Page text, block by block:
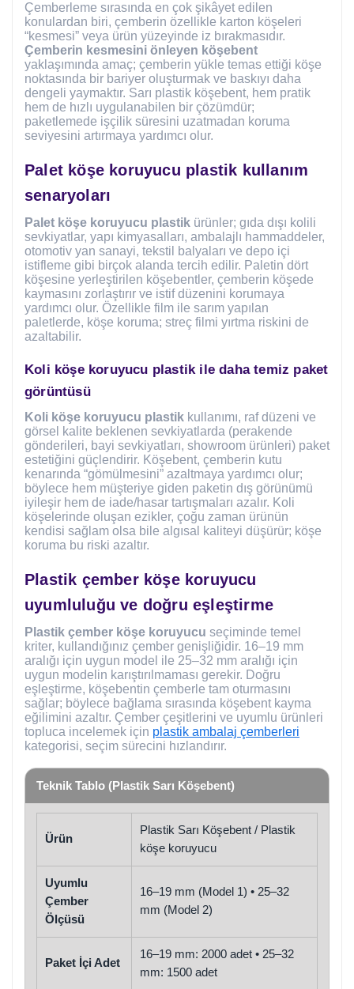
Çemberleme sırasında en çok şikâyet edilen
konulardan biri, çemberin özellikle karton köşeleri
“kesmesi” veya ürün yüzeyinde iz bırakmasıdır.
Çemberin kesmesini önleyen köşebent
yaklaşımında amaç; çemberin yükle temas ettiği köşe
noktasında bir bariyer oluşturmak ve baskıyı daha
dengeli yaymaktır. Sarı plastik köşebent, hem pratik
hem de hızlı uygulanabilen bir çözümdür;
paketlemede işçilik süresini uzatmadan koruma
seviyesini artırmaya yardımcı olur.
Palet köşe koruyucu plastik kullanım
senaryoları
Palet köşe koruyucu plastik ürünler; gıda dışı kolili
sevkiyatlar, yapı kimyasalları, ambalajlı hammaddeler,
otomotiv yan sanayi, tekstil balyaları ve depo içi
istifleme gibi birçok alanda tercih edilir. Paletin dört
köşesine yerleştirilen köşebentler, çemberin köşede
kaymasını zorlaştırır ve istif düzenini korumaya
yardımcı olur. Özellikle film ile sarım yapılan
paletlerde, köşe koruma; streç filmi yırtma riskini de
azaltabilir.
Koli köşe koruyucu plastik ile daha temiz paket
görüntüsü
Koli köşe koruyucu plastik kullanımı, raf düzeni ve
görsel kalite beklenen sevkiyatlarda (perakende
gönderileri, bayi sevkiyatları, showroom ürünleri) paket
estetiğini güçlendirir. Köşebent, çemberin kutu
kenarında “gömülmesini” azaltmaya yardımcı olur;
böylece hem müşteriye giden paketin dış görünümü
iyileşir hem de iade/hasar tartışmaları azalır. Koli
köşelerinde oluşan ezikler, çoğu zaman ürünün
kendisi sağlam olsa bile algısal kaliteyi düşürür; köşe
koruma bu riski azaltır.
Plastik çember köşe koruyucu
uyumluluğu ve doğru eşleştirme
Plastik çember köşe koruyucu seçiminde temel
kriter, kullandığınız çember genişliğidir. 16–19 mm
aralığı için uygun model ile 25–32 mm aralığı için
uygun modelin karıştırılmaması gerekir. Doğru
eşleştirme, köşebentin çemberle tam oturmasını
sağlar; böylece bağlama sırasında köşebent kayma
eğilimini azaltır. Çember çeşitlerini ve uyumlu ürünleri
topluca incelemek için plastik ambalaj çemberleri
kategorisi, seçim sürecini hızlandırır.
Teknik Tablo (Plastik Sarı Köşebent)
Ürün
Plastik Sarı Köşebent / Plastik
köşe koruyucu
Uyumlu
Çember
Ölçüsü
16–19 mm (Model 1) • 25–32
mm (Model 2)
Paket İçi Adet
16–19 mm: 2000 adet • 25–32
mm: 1500 adet